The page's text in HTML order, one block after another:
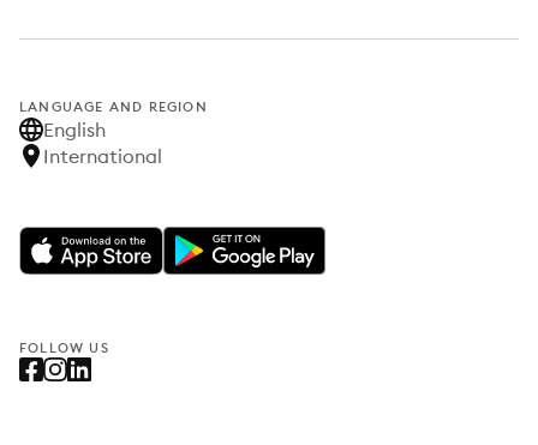
LANGUAGE AND REGION
English
International
FOLLOW US